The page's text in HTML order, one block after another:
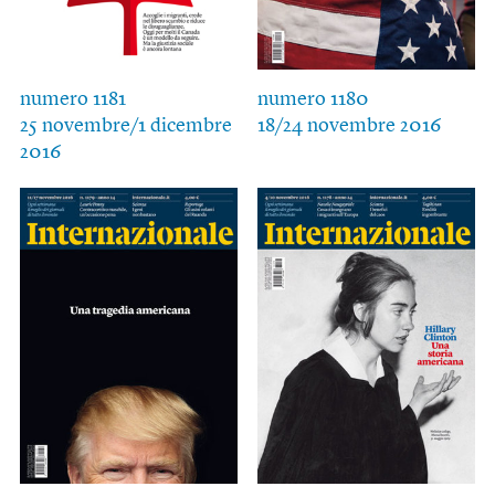
numero 1181
25 novembre/1 dicembre
2016
numero 1180
18/24 novembre 2016